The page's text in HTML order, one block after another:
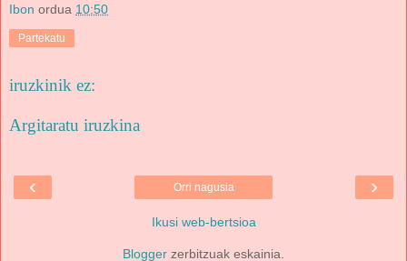
Ibon ordua 10:50
Partekatu
iruzkinik ez:
Argitaratu iruzkina
‹ ›
Orri nagusia
Ikusi web-bertsioa
Blogger zerbitzuak eskainia.